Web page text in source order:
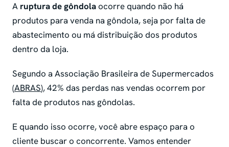
A ruptura de gôndolaocorre quando não há
produtos para venda na gôndola, seja por falta de
abastecimento ou má distribuição dos produtos
dentro da loja.
Segundo a Associação Brasileira de Supermercados
(ABRAS), 42% das perdas nas vendas ocorrem por
falta de produtos nas gôndolas.
E quando isso ocorre, você abre espaço para o
cliente buscar o concorrente. Vamos entender